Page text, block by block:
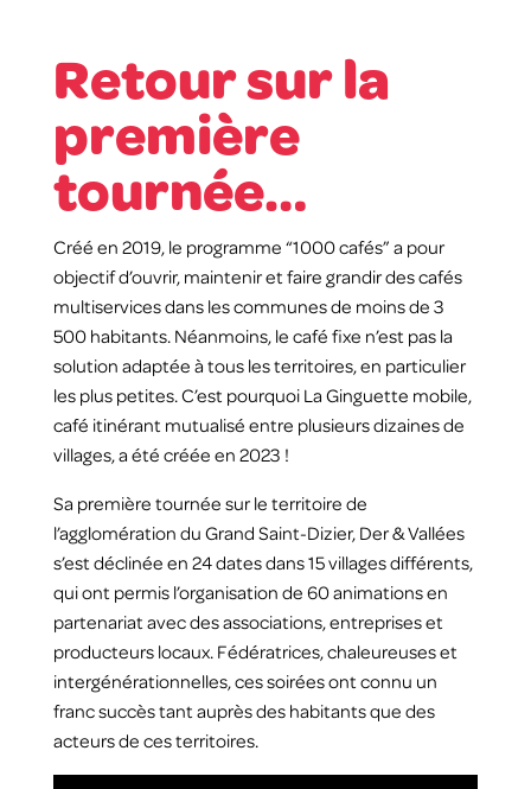
Retour sur la
première
tournée…
Créé en 2019, le programme “1000 cafés” a pour
objectif d’ouvrir, maintenir et faire grandir des cafés
multiservices dans les communes de moins de 3
500 habitants. Néanmoins, le café fixe n’est pas la
solution adaptée à tous les territoires, en particulier
les plus petites. C’est pourquoi La Ginguette mobile,
café itinérant mutualisé entre plusieurs dizaines de
villages, a été créée en 2023 !
Sa première tournée sur le territoire de
l’agglomération du Grand Saint-Dizier, Der & Vallées
s’est déclinée en 24 dates dans 15 villages différents,
qui ont permis l’organisation de 60 animations en
partenariat avec des associations, entreprises et
producteurs locaux. Fédératrices, chaleureuses et
intergénérationnelles, ces soirées ont connu un
franc succès tant auprès des habitants que des
acteurs de ces territoires.